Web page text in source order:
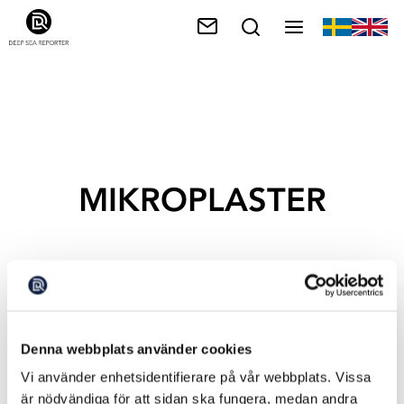
Denna webbplats använder cookies
Vi använder enhetsidentifierare på vår webbplats. Vissa
är nödvändiga för att sidan ska fungera, medan andra
MIKROPLASTER